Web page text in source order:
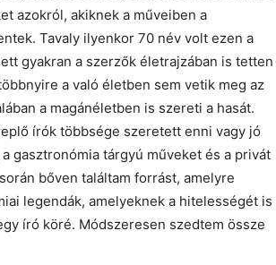
azokról, akiknek a műveiben a
Tavaly ilyenkor 70 név volt ezen a
gyakran a szerzők életrajzában is tetten
a való életben sem vetik meg az
a magánéletben is szereti a hasát.
írók többsége szeretett enni vagy jó
gasztronómia tárgyú műveket és a privát
bőven találtam forrást, amelyre
legendák, amelyeknek a hitelességét is
író köré. Módszeresen szedtem össze